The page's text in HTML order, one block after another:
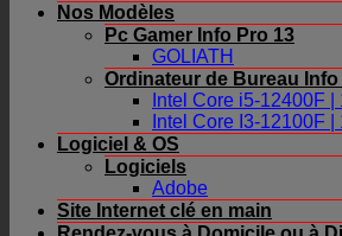
Nos Modèles
Pc Gamer Info Pro 13
GOLIATH
Ordinateur de Bureau Info
Intel Core i5-12400F
Intel Core I3-12100F
Logiciel & OS
Logiciels
Adobe
Site Internet clé en main